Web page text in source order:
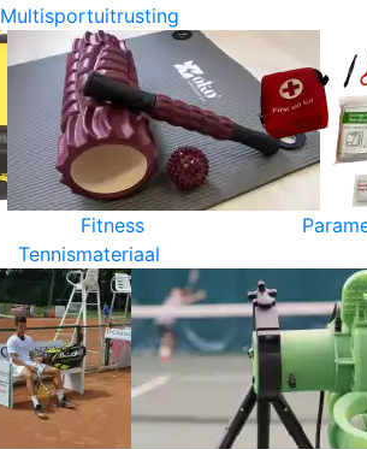
Multisportuitrusting
Fitness
Tennismateriaal